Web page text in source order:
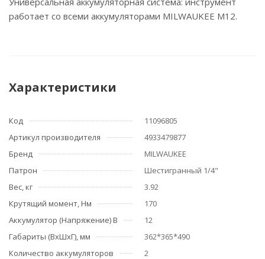
работает со всеми аккумуляторами MILWAUKEE M12.
Характеристики
Код
11096805
Артикул производителя
4933479877
Бренд
MILWAUKEE
Патрон
Шестигранный 1/4"
Вес, кг
3.92
Крутящий момент, Нм
170
Аккумулятор (Напряжение) В
12
Габариты (ВхШхГ), мм
362*365*490
Количество аккумуляторов
2